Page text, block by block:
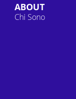
ABOUT
Chi Sono